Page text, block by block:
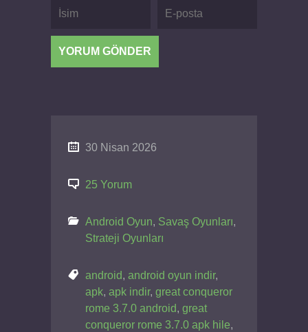
30 Nisan 2026
25 Yorum
Android Oyun, Savaş Oyunları,
Strateji Oyunları
android, android oyun indir,
apk, apk indir, great conqueror
rome 3.7.0 android, great
conqueror rome 3.7.0 apk hile,